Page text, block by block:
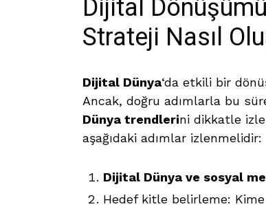
Dijital
Strateji Nasıl
Dijital Dünya‘da etkili bir
Ancak, doğru adımlarla bu
Dünya trendlerini dikkatle
aşağıdaki adımlar izlenmelidir:
Dijital Dünya ve sosyal
Hedef kitle belirleme: